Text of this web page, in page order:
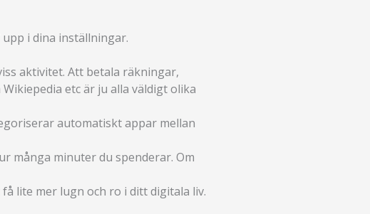
i dina inställningar.
aktivitet. Att betala räkningar,
etc är ju alla väldigt olika
automatiskt appar mellan
många minuter du spenderar. Om
lite mer lugn och ro i ditt digitala liv.